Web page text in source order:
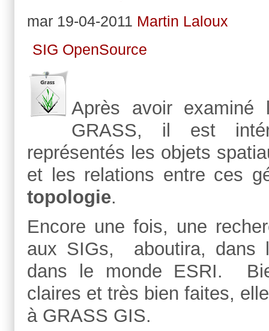
mar 19-04-2011 Martin Laloux
SIG OpenSource
Après avoir examiné
GRASS, il est
représentés les objets
et les relations entre ces
topologie.
Encore une fois, une
aux SIGs, aboutira, dans
dans le monde ESRI.
claires et très bien faites,
à GRASS GIS.